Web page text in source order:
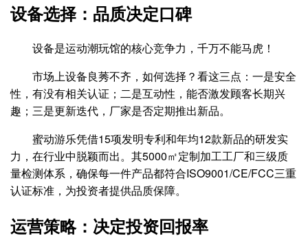
设备选择：品质决定口碑
设备是运动潮玩馆的核心竞争力，千万不能马虎！
市场上设备良莠不齐，如何选择？看这三点：一是安全
性，有没有相关认证；二是互动性，能否激发顾客长期兴
趣；三是更新迭代，厂家是否定期推出新品。
蜜动游乐凭借15项发明专利和年均12款新品的研发实
力，在行业中脱颖而出。其5000㎡定制加工工厂和三级质
量检测体系，确保每一件产品都符合ISO9001/CE/FCC三重
认证标准，为投资者提供品质保障。
运营策略：决定投资回报率